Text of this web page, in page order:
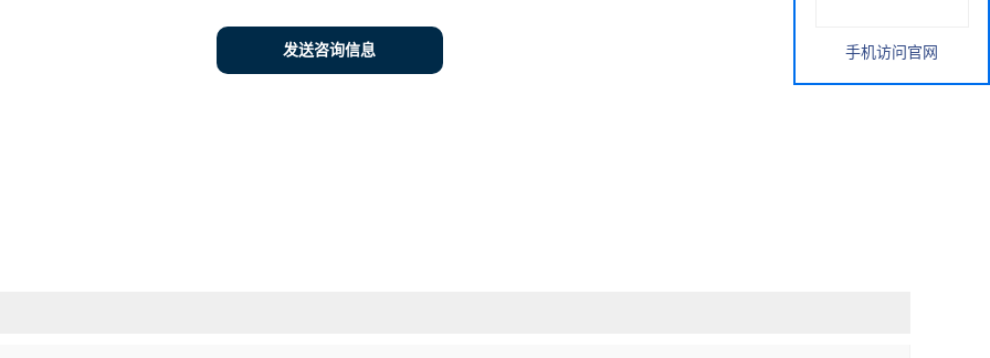
发送咨询信息 手机访问官网